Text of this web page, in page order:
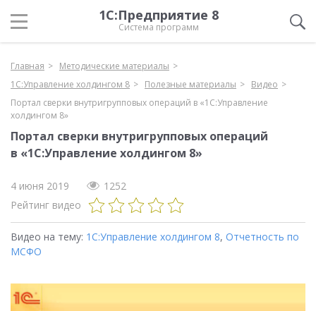
1С:Предприятие 8
Система программ
Главная
Методические материалы
1С:Управление холдингом 8
Полезные материалы
Видео
Портал сверки внутригрупповых операций в «1С:Управление
холдингом 8»
Портал сверки внутригрупповых операций
в «1С:Управление холдингом 8»
4 июня 2019
1252
Рейтинг видео
Видео на тему: 1С:Управление холдингом 8, Отчетность по
МСФО